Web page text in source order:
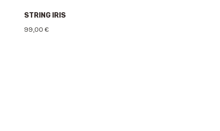
STRING IRIS
99,00 €